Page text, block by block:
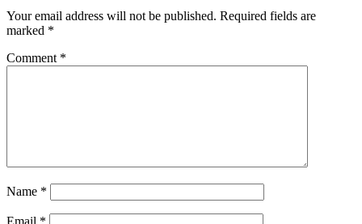
Your email address will not be published. Required fields are
marked *
Comment *
Name *
Email *